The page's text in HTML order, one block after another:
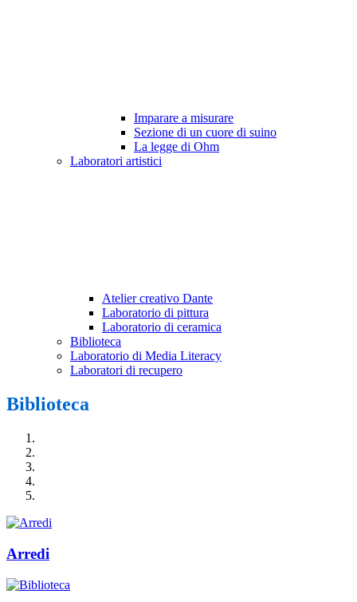
Imparare a misurare
Sezione di un cuore di suino
La legge di Ohm
Laboratori artistici
Atelier creativo Dante
Laboratorio di pittura
Laboratorio di ceramica
Biblioteca
Laboratorio di Media Literacy
Laboratori di recupero
Biblioteca
Arredi